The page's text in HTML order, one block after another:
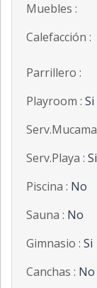
Muebles :
Calefacción :
Parrillero :
Playroom : Si
Serv.Playa : Si
Piscina : No
Sauna : No
Gimnasio : Si
Canchas : No